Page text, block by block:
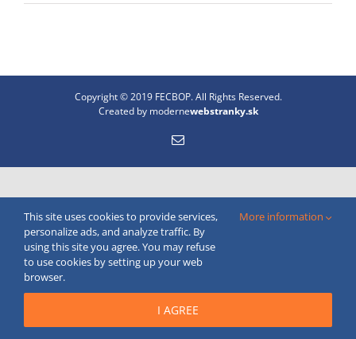
Copyright © 2019 FECBOP. All Rights Reserved.
Created by modernewebstranky.sk
Email
This site uses cookies to provide services,
personalize ads, and analyze traffic. By
using this site you agree. You may refuse
to use cookies by setting up your web
browser.
More information
I AGREE